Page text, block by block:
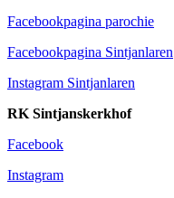
Facebookpagina parochie
Facebookpagina Sintjanlaren
Instagram Sintjanlaren
RK Sintjanskerkhof
Facebook
Instagram